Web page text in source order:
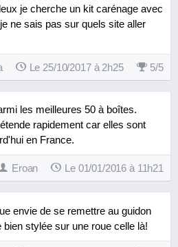
je cherche un kit carénage avec
ne sais pas sur quels site aller
Le 25/10/2017 à 2h25 5/5
les meilleures 50 à boîtes.
rapidement car elles sont
en France.
Eroan Le 01/01/2016 à 11h21
envie de se remettre au guidon
bien stylée sur une roue celle là!